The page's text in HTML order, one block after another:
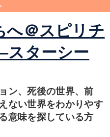
へ＠スピリチ
スターシー
ン、死後の世界、前
ない世界をわかりやす
意味を探している方